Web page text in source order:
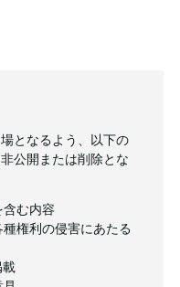
となるよう、以下の
公開または削除とな
む内容
権利の侵害にあたる
載